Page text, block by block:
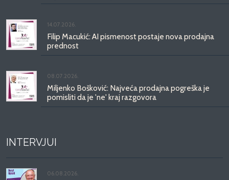
14.07.2026.
Filip Macukić: AI pismenost postaje nova prodajna
prednost
08.07.2026.
Miljenko Bošković: Najveća prodajna pogreška je
pomisliti da je 'ne' kraj razgovora
INTERVJUI
06.08.2026.